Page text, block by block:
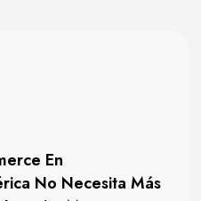
En
No Necesita Más